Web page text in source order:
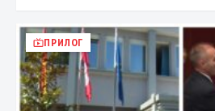
ПРИЛОГ